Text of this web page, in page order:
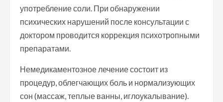
употребление соли. При обнаружении
психических нарушений после консультации с
доктором проводится коррекция психотропными
препаратами.
Немедикаментозное лечение состоит из
процедур, облегчающих боль и нормализующих
сон (массаж, теплые ванны, иглоукалывание).